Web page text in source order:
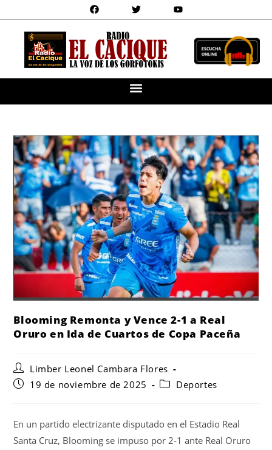
Blooming Remonta y Vence 2-1 a Real
Oruro en Ida de Cuartos de Copa Paceña
Limber Leonel Cambara Flores
19 de noviembre de 2025
Deportes
En un partido electrizante disputado en el Estadio Real
Santa Cruz, Blooming se impuso por 2-1 ante Real Oruro